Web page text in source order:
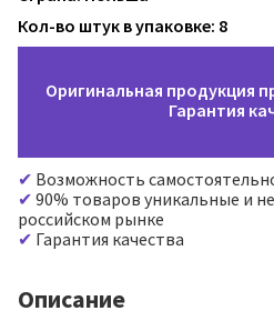
Кол-во штук в упаковке: 8
Оригинальная продукция
Гарантия
Возможность
90% товаров уникальные и
российском рынке
Гарантия качества
Описание